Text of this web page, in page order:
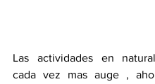
Las actividades en
cada vez mas auge ,